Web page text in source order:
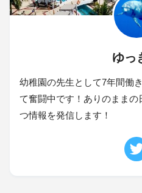
ゆっ
幼稚園の先生として7年間働
て奮闘中です！ありのまま
つ情報を発信します！